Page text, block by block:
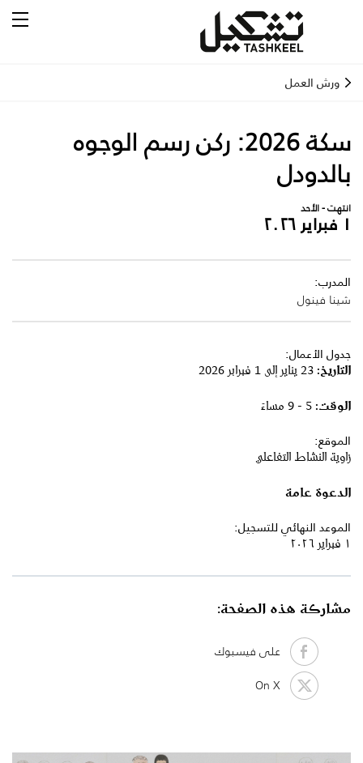
ورش العمل
سكة 2026: ركن رسم الوجوه
بالدودل
انتهت - الأحد
١ فبراير ٢٠٢٦
المدرب:
شينا فينول
جدول الأعمال:
التاريخ:
الوقت:
الموقع:
زاوية النشاط التفاعلي
الدعوة عامة
الموعد النهائي للتسجيل:
١ فبراير ٢٠٢٦
مشاركة هذه الصفحة:
على فيسبوك